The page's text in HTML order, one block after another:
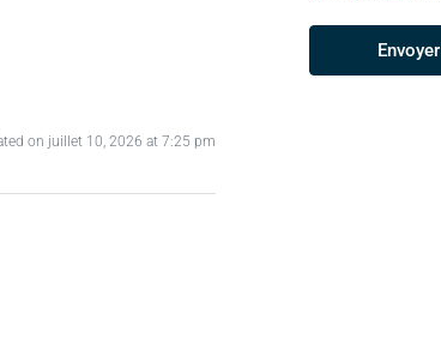
on juillet 10, 2026 at 7:25 pm
Envoyer